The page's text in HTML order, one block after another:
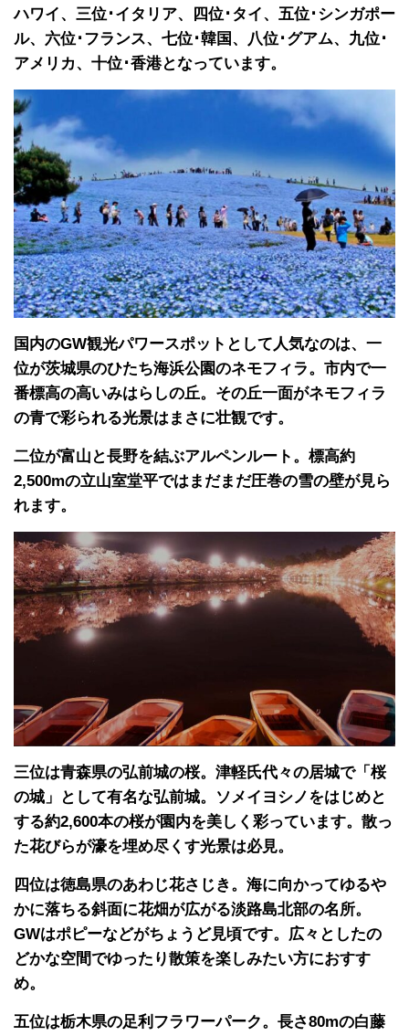
ハワイ、三位･イタリア、四位･タイ、五位･シンガポー
ル、六位･フランス、七位･韓国、八位･グアム、九位･
アメリカ、十位･香港となっています。
国内のGW観光パワースポットとして人気なのは、一
位が茨城県のひたち海浜公園のネモフィラ。市内で一
番標高の高いみはらしの丘。その丘一面がネモフィラ
の青で彩られる光景はまさに壮観です。
二位が富山と長野を結ぶアルペンルート。標高約
2,500mの立山室堂平ではまだまだ圧巻の雪の壁が見ら
れます。
三位は青森県の弘前城の桜。津軽氏代々の居城で「桜
の城」として有名な弘前城。ソメイヨシノをはじめと
する約2,600本の桜が園内を美しく彩っています。散っ
た花びらが濠を埋め尽くす光景は必見。
四位は徳島県のあわじ花さじき。海に向かってゆるや
かに落ちる斜面に花畑が広がる淡路島北部の名所。
GWはポピーなどがちょうど見頃です。広々としたの
どかな空間でゆったり散策を楽しみたい方におすす
め。
五位は栃木県の足利フラワーパーク。長さ80mの白藤